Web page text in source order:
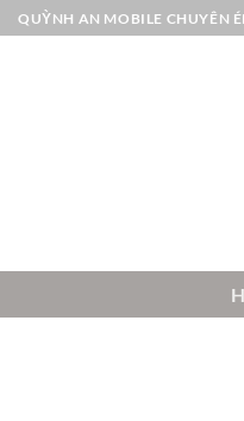
Bỏ
qua
QUỲNH AN MOBILE CHUYÊN